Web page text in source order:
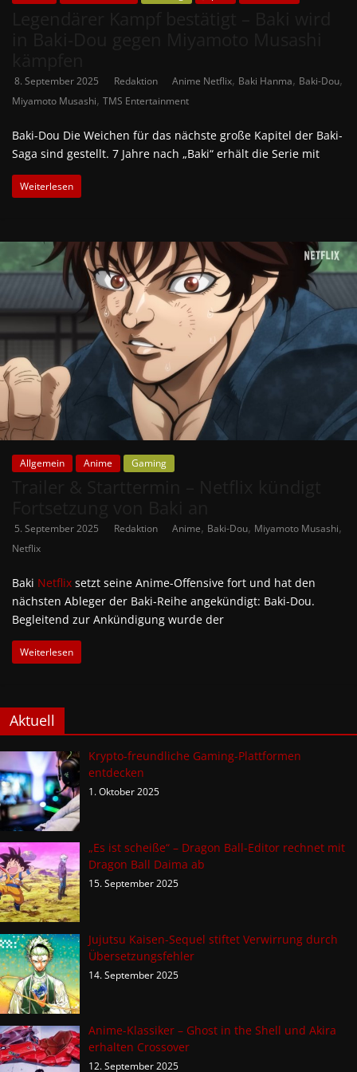
8. September 2025 Redaktion Anime Netflix, Baki Hanma, Baki-Dou,
Miyamoto Musashi, TMS Entertainment
Baki-Dou Die Weichen für das nächste große Kapitel der Baki-
Saga sind gestellt. 7 Jahre nach „Baki“ erhält die Serie mit
Weiterlesen
Allgemein Anime Gaming
5. September 2025 Redaktion Anime, Baki-Dou, Miyamoto Musashi,
Netflix
Baki Netflix setzt seine Anime-Offensive fort und hat den
nächsten Ableger der Baki-Reihe angekündigt: Baki-Dou.
Begleitend zur Ankündigung wurde der
Weiterlesen
Aktuell
Krypto-freundliche Gaming-Plattformen
entdecken
1. Oktober 2025
„Es ist scheiße“ – Dragon Ball-Editor rechnet mit
Dragon Ball Daima ab
15. September 2025
Jujutsu Kaisen-Sequel stiftet Verwirrung durch
Übersetzungsfehler
14. September 2025
Anime-Klassiker – Ghost in the Shell und Akira
erhalten Crossover
12. September 2025